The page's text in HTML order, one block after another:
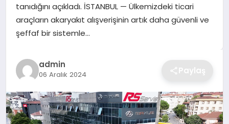
YAŞAM
GÜNDEM
tanıdığını açıkladı. İSTANBUL — Ülkemizdeki ticari
araçların akaryakıt alışverişinin artık daha güvenli ve
şeffaf bir sistemle…
admin
06 Aralık 2024 Paylaş